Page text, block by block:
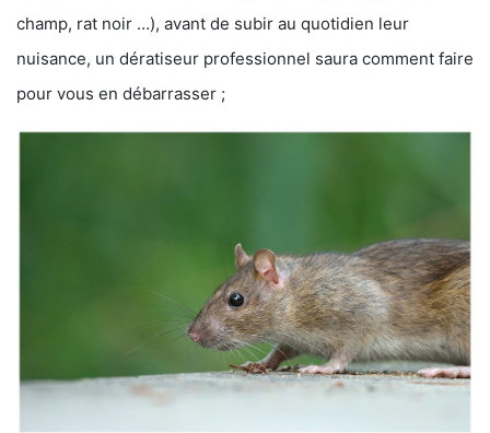
champ, rat noir …), avant de subir au quotidien leur
nuisance, un dératiseur professionnel saura comment faire
pour vous en débarrasser ;